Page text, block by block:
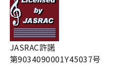
JASRAC許諾
第9034090001Y45037号